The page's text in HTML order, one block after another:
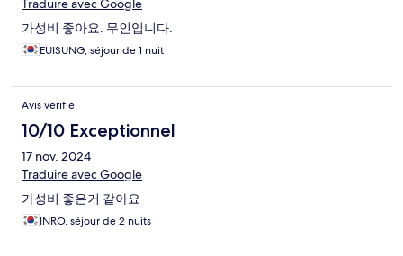
Traduire avec Google
가성비 좋아요. 무인입니다.
EUISUNG, séjour de 1 nuit
Avis vérifié
10/10 Exceptionnel
17 nov. 2024
Traduire avec Google
가성비 좋은거 같아요
INRO, séjour de 2 nuits